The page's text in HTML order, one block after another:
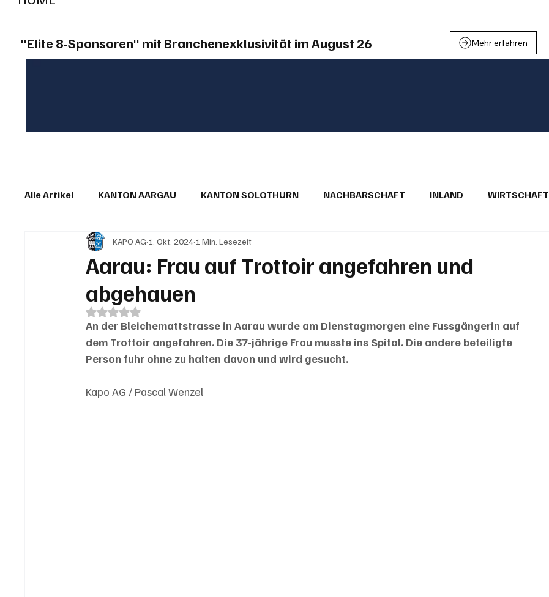
"Elite 8-Sponsoren" mit Branchenexklusivität im August 26 Mehr erfahren
Alle Artikel KANTON AARGAU KANTON SOLOTHURN NACHBARSCHAFT INLAND WIRTSCHAFT
IN EIGENER SACHE KOMMENTARE LESERBRIEFE
Aarau: Frau auf Trottoir angefahren und
abgehauen
KAPO AG 1. Okt. 2024 1 Min. Lesezeit
Mit NaN von 5 Sternen bewertet.
An der Bleichemattstrasse in Aarau wurde am Dienstagmorgen eine Fussgängerin auf
dem Trottoir angefahren. Die 37-jährige Frau musste ins Spital. Die andere beteiligte
Person fuhr ohne zu halten davon und wird gesucht.
Kapo AG / Pascal Wenzel